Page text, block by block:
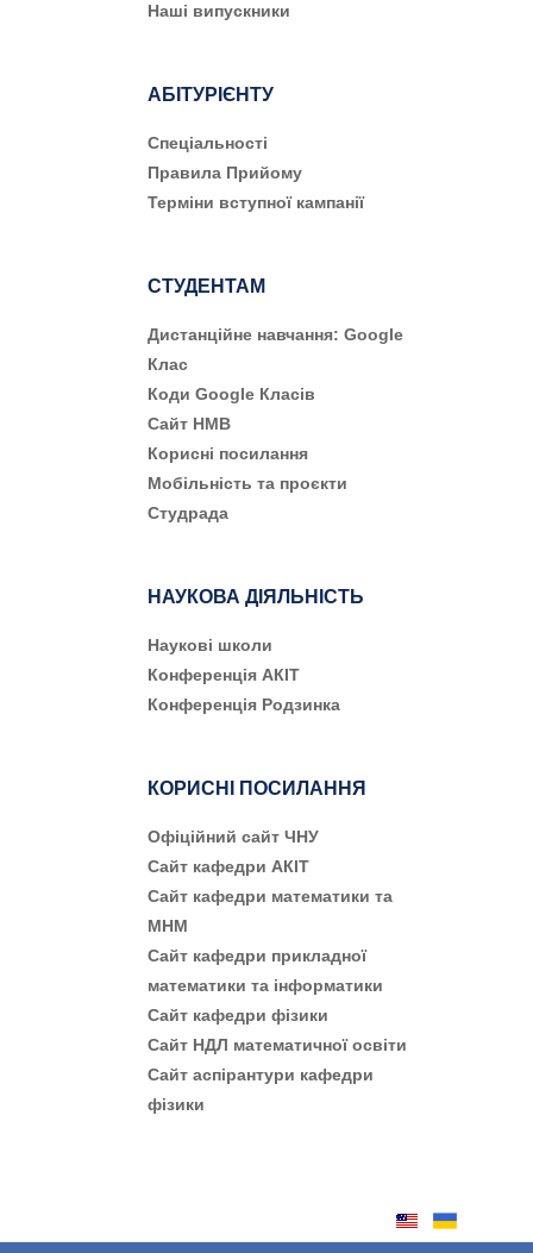
Наші випускники
АБІТУРІЄНТУ
Cпеціальності
Правила Прийому
Терміни вступної кампанії
СТУДЕНТАМ
Дистанційне навчання: Google
Клас
Коди Google Класів
Сайт НМВ
Корисні посилання
Мобільність та проєкти
Студрада
НАУКОВА ДІЯЛЬНІСТЬ
Наукові школи
Конференція АКІТ
Конференція Родзинка
КОРИСНІ ПОСИЛАННЯ
Офіційний сайт ЧНУ
Сайт кафедри АКІТ
Сайт кафедри математики та
МНМ
Сайт кафедри прикладної
математики та інформатики
Сайт кафедри фізики
Сайт НДЛ математичної освіти
Сайт аспірантури кафедри
фізики